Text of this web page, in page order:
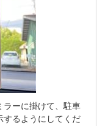
ラーに掛けて、駐車
するようにしてくだ